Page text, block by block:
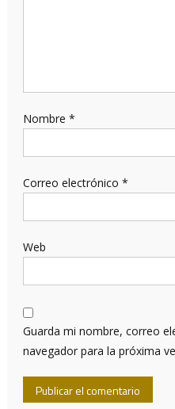
Nombre *
Correo electrónico *
Web
Guarda mi nombre, correo
navegador para la próxima